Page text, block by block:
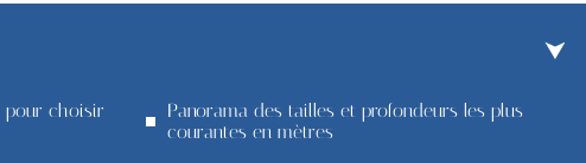
pour choisir
Panorama des tailles et profondeurs les plus
courantes en mètres